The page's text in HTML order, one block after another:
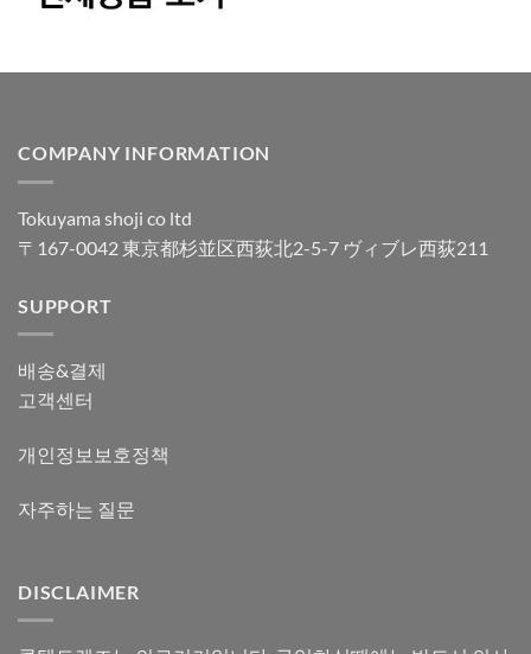
COMPANY INFORMATION
Tokuyama shoji co ltd
〒167-0042 東京都杉並区西荻北2-5-7 ヴィブレ西荻211
SUPPORT
배송&결제
고객센터
개인정보보호정책
자주하는 질문
DISCLAIMER